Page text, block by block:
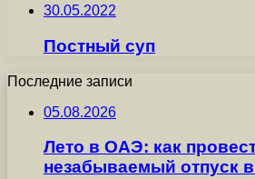
30.05.2022
Постный суп
Последние записи
05.08.2026
Лето в ОАЭ: как
незабываемый отпуск